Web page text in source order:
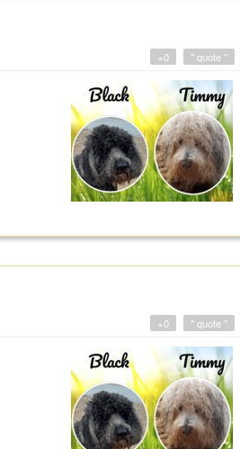
" quote "
+0
" quote "
+0